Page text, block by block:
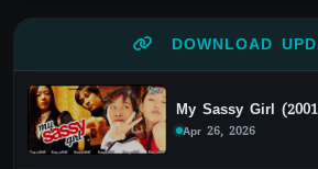
DOWNLOAD
My Sassy Girl
Apr 26, 2026